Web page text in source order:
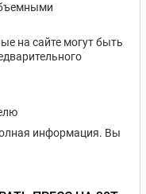
на сайте могут быть
информация. Вы